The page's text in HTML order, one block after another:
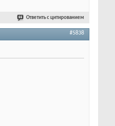
Ответить с цитированием
#5838